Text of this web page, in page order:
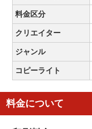
料金区分
クリエイター
ジャンル
コピーライト
料金について